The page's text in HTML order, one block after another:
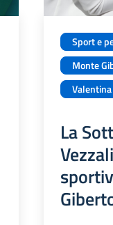
Sport e
Monte
La